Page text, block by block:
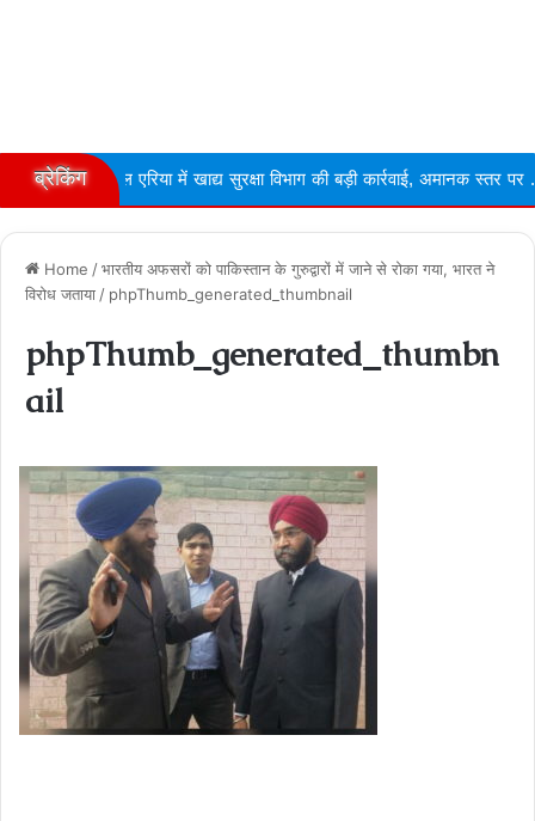
ब्रेकिंग
एरिया में खाद्य सुरक्षा विभाग की बड़ी कार्रवाई, अमानक स्तर पर ...
Home /भारतीय अफसरों को पाकिस्तान के गुरुद्वारों में जाने से रोका गया, भारत ने
विरोध जताया / phpThumb_generated_thumbnail
phpThumb_generated_thumbn
ail